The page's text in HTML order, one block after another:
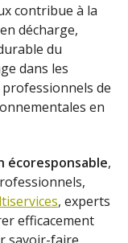
contribue à la
décharge,
du
dans les
de
en
écoresponsable,
, experts
efficacement
savoir-faire